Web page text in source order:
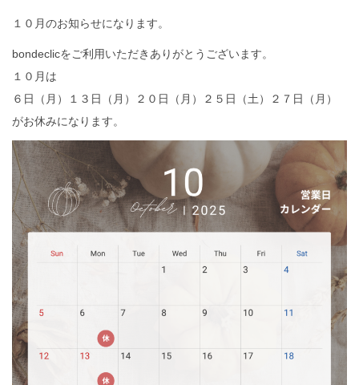
１０月のお知らせになります。
bondeclicをご利用いただきありがとうございます。
１０月は
６日（月）１３日（月）２０日（月）２５日（土）２７日（月）
がお休みになります。